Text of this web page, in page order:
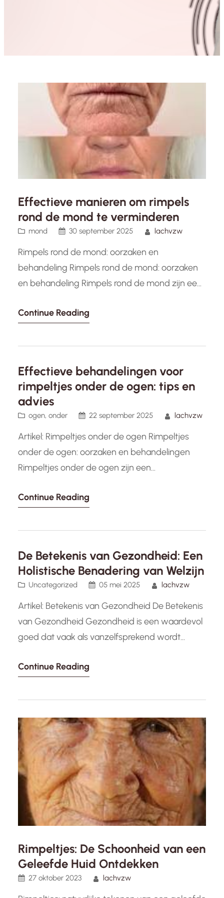
Effectieve manieren om rimpels
rond de mond te verminderen
mond 30 september 2025 lachvzw
Rimpels rond de mond: oorzaken en
behandeling Rimpels rond de mond: oorzaken
en behandeling Rimpels rond de mond zijn een
veel mensen zorgen baart. Deze fijne lijntjes en
verschillende factoren, waaronder: Natuurlijke
verliest onze huid collageen en elastine,
waardoor deze…
Continue Reading
Effectieve behandelingen voor
rimpeltjes onder de ogen: tips en
advies
ogen, onder 22 september 2025 lachvzw
Artikel: Rimpeltjes onder de ogen Rimpeltjes
onder de ogen: oorzaken en behandelingen
Rimpeltjes onder de ogen zijn een
mensen zorgen baart. Deze fijne lijntjes en
verschillende factoren, waaronder veroudering,
genetica. Naarmate we ouder worden, verliest
onze huid…
Continue Reading
De Betekenis van Gezondheid: Een
Holistische Benadering van Welzijn
Uncategorized 05 mei 2025 lachvzw
Artikel: Betekenis van Gezondheid De Betekenis
van Gezondheid Gezondheid is een waardevol
goed dat vaak als vanzelfsprekend wordt
wat betekent gezondheid eigenlijk?
van ziekte of aandoeningen, maar ook een
emotioneel niveau. Het gaat om het…
Continue Reading
Rimpeltjes: De Schoonheid van een
Geleefde Huid Ontdekken
27 oktober 2023 lachvzw